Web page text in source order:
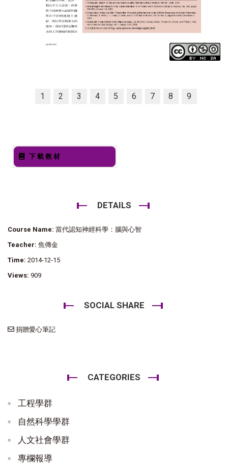
1 2 3 4 5 6 7 8 9
下載教材
DETAILS
Course Name: 當代認知神經科學：腦與心智
Teacher: 焦傳金
Time: 2014-12-15
Views: 909
SOCIAL SHARE
捐贈愛心筆記
CATEGORIES
工程學群
自然科學學群
人文社會學群
專欄報導